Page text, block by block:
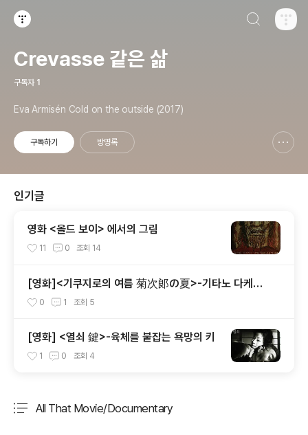
Crevasse 같은 삶
구독자 1
Eva Armisén Cold on the outside (2017)
구독하기 방명록
인기글
영화 <올드 보이> 에서의 그림
11 0 조회 14
[영화]<기쿠지로의 여름 菊次郞の夏>-기타노 다케시
감독판 키드 Kids
0 1 조회 5
[영화] <열쇠 鍵>-육체를 붙잡는 욕망의 키
1 0 조회 4
All That Movie/Documentary